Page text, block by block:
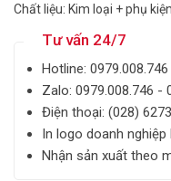
Chất liệu: Kim loại + phụ kiện
Tư vấn 24/7
Hotline:
Zalo: ‎‎0979.008.746 -
Điện thoại: ‎(028)
In logo doanh
Nhận sản xuất theo